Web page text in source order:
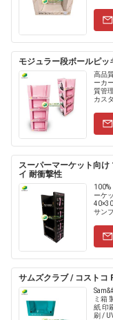
モジュラー段ボールピ
高品
ーカ
質管
カス
スーパーマーケット向け
イ 耐衝撃性
100%
ーケ
サン
サムズクラブ / コストコ
ミ箱
紙 印
刷 /